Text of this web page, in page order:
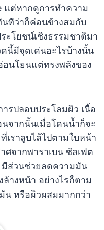
แต่หากดูการทำความ
นทีว่าก็ค่อนข้างสมกับ
ะโยชน์เชิงธรรมชาติมา
นี้มีจุดเด่นอะไรบ้างนั้น
นโยนแต่ทรงพลังของ
รปลอบประโลมผิว เนื้อ
นจากนั้นเมื่อโดนน้ำก็จะ
ราลูบไล้ไปตามใบหน้า
จากพาราเบน ซัลเฟต
ส่วนช่วยลดความมัน
างหน้า อย่างไรก็ตาม
น หรือผิวผสมมากกว่า